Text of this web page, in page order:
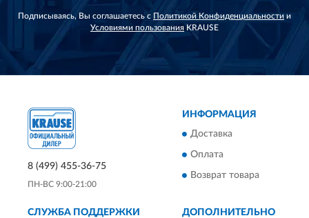
Подписываясь, Вы соглашаетесь с Политикой Конфиденциальности и
Условиями пользованияKRAUSE
8 (499) 455-36-75
ПН-ВС 9:00-21:00
ИНФОРМАЦИЯ
Доставка
Оплата
Возврат товара
СЛУЖБА ПОДДЕРЖКИ ДОПОЛНИТЕЛЬНО